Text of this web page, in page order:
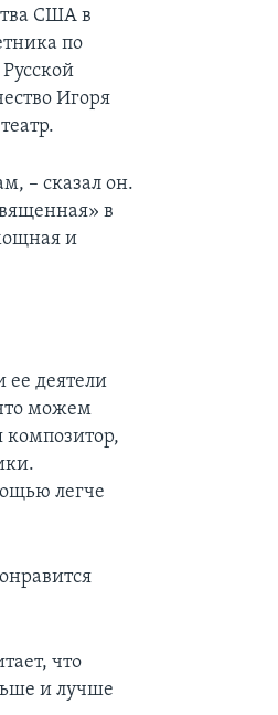
США в
по
Игоря
– сказал он.
в
и
ее деятели
можем
композитор,
легче
что
и лучше